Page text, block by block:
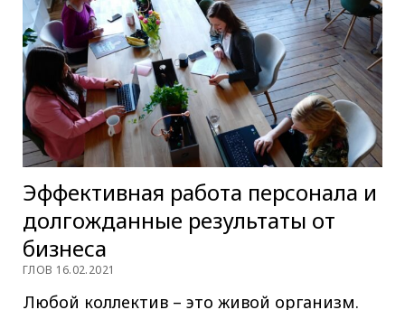
Эффективная работа персонала и
долгожданные результаты от
бизнеса
ГЛОВ 16.02.2021
Любой коллектив – это живой организм.